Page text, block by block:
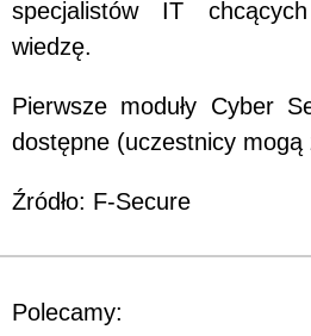
specjalistów IT
wiedzę.
Pierwsze moduły Cyber
dostępne (uczestnicy mogą
Źródło: F-Secure
Polecamy: